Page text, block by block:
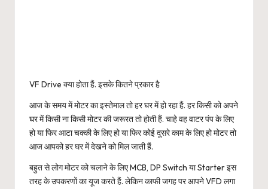
VF Drive क्या होता हैं. इसके कितने प्रकार है
आज के समय में मोटर का इस्तेमाल तो हर घर में हो रहा हैं. हर किसी को अपने
घर में किसी ना किसी मोटर की जरूरत तो होती हैं. चाहे वह वाटर पंप के लिए
हो या फिर आटा चक्की के लिए हो या फिर कोई दूसरे काम के लिए हो मोटर तो
आज आपको हर घर में देखने को मिल जाती हैं.
बहुत से लोग मोटर को चलाने के लिए MCB, DP Switch या Starter इस
तरह के उपकरणों का यूज करते हैं. लेकिन काफी जगह पर आपने VFD लगा